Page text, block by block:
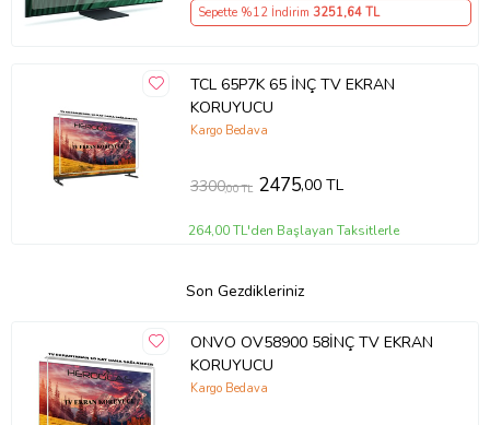
Sepette %12 İndirim 3251,64 TL
TCL 65P7K 65 İNÇ TV EKRAN
KORUYUCU
Kargo Bedava
3300,00 TL 2475,00 TL
264,00 TL'den Başlayan Taksitlerle
Son Gezdikleriniz
ONVO OV58900 58İNÇ TV EKRAN
KORUYUCU
Kargo Bedava